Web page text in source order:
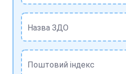
Назва ЗДО
Поштовий індекс